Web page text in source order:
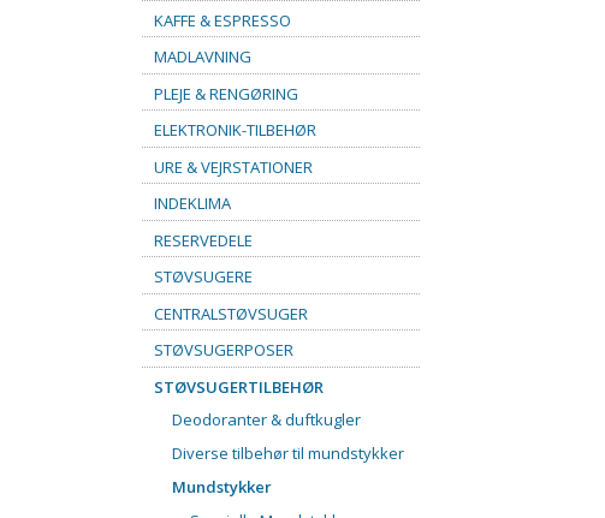
KAFFE & ESPRESSO
MADLAVNING
PLEJE & RENGØRING
ELEKTRONIK-TILBEHØR
URE & VEJRSTATIONER
INDEKLIMA
RESERVEDELE
STØVSUGERE
CENTRALSTØVSUGER
STØVSUGERPOSER
STØVSUGERTILBEHØR
Deodoranter & duftkugler
Diverse tilbehør til mundstykker
Mundstykker